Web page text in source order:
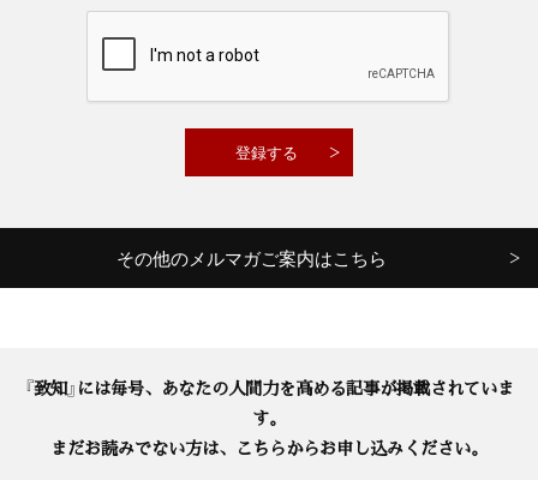
その他のメルマガご案内はこちら
『致知』には毎号、あなたの人間力を高める記事が掲載されていま
す。
まだお読みでない方は、こちらからお申し込みください。